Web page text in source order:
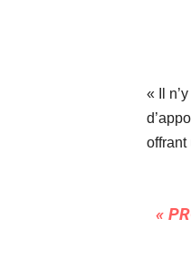
« Il
offrant
«